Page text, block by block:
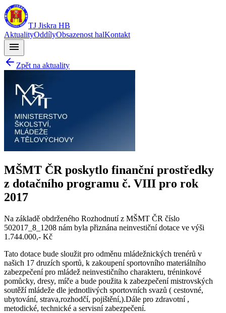
TJ Jiskra HB
AktualityOddílyObsazenost halKontakt
menu
Zpět na aktuality
MŠMT ČR poskytlo finanční prostředky
z dotačního programu č. VIII pro rok
2017
Na základě obdrženého Rozhodnutí z MŠMT ČR číslo
502017_8_1208 nám byla přiznána neinvestiční dotace ve výši
1.744.000,- Kč
Tato dotace bude sloužit pro odměnu mládežnických trenérů v
našich 17 druzích sportů, k zakoupení sportovního materiálního
zabezpečení pro mládež neinvestičního charakteru, tréninkové
pomůcky, dresy, míče a bude použita k zabezpečení mistrovských
soutěží mládeže dle jednotlivých sportovních svazů ( cestovné,
ubytování, strava,rozhodčí, pojištění,).Dále pro zdravotní ,
metodické, technické a servisní zabezpečení.